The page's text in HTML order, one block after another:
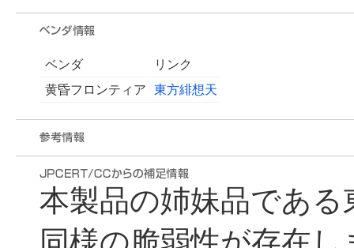
ベンダ
リンク
黄昏フロンティア
東方緋想天
本製品の姉妹品である